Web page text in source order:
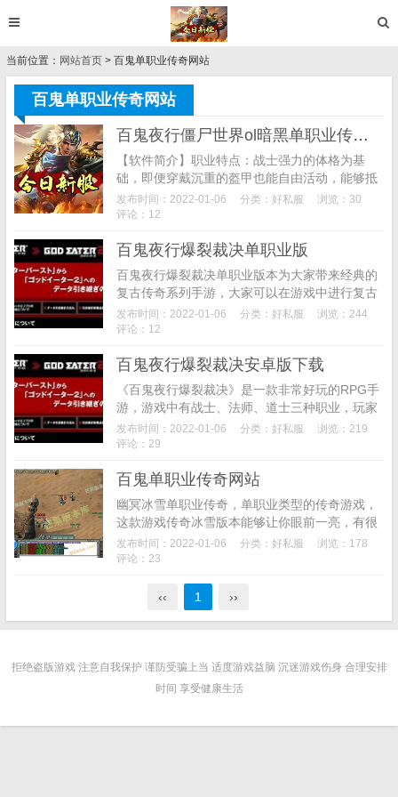
当前位置： 网站首页 > 百鬼单职业传奇网站
百鬼单职业传奇网站
百鬼夜行僵尸世界ol暗黑单职业传奇版
【软件简介】职业特点：战士强力的体格为基
础，即便穿戴沉重的盔甲也能自由活动，能够抵
挡强大魔物的攻击。战士掌握了精湛的剑法，擅
长进行正面战斗，是弱小的同伴最好的盾牌。操
发布时间：2022-01-06 分类： 好私服
浏览：30
评论：12
百鬼夜行爆裂裁决单职业版
百鬼夜行爆裂裁决单职业版本为大家带来经典的
复古传奇系列手游，大家可以在游戏中进行复古
的玩法，与兄弟一同组建行会，在游戏的世界中
开启经典的传奇对决之旅，在这片大陆成就你的
发布时间：2022-01-06 分类： 好私服
浏览：244
评论：12
百鬼夜行爆裂裁决安卓版下载
《百鬼夜行爆裂裁决》是一款非常好玩的RPG手
游，游戏中有战士、法师、道士三种职业，玩家
在10级时可以选择另外的一个“战士、法师、道
士”职业为自己的英雄，从而形成6种组合。并且
发布时间：2022-01-06 分类： 好私服
浏览：219
评论：29
百鬼单职业传奇网站
幽冥冰雪单职业传奇，单职业类型的传奇游戏，
这款游戏传奇冰雪版本能够让你眼前一亮，有很
多的玩法都十分值得玩家去慢慢品味，顶级的装
备绝对不会让你失望，那种属性和特效直接爆
发布时间：2022-01-06 分类： 好私服
浏览：178
评论：23
‹‹ 1 ››
拒绝盗版游戏 注意自我保护 谨防受骗上当 适度游戏益脑 沉迷游戏伤身 合理安排
时间 享受健康生活